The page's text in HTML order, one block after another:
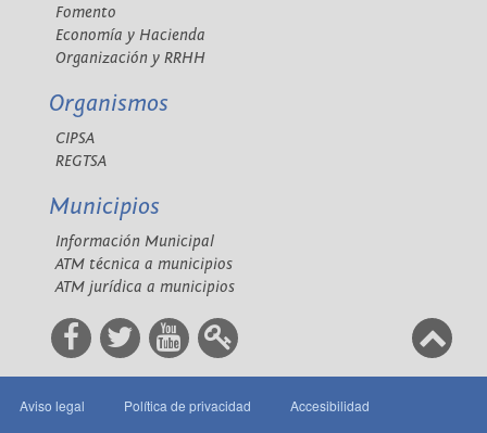
Fomento
Economía y Hacienda
Organización y RRHH
Organismos
CIPSA
REGTSA
Municipios
Información Municipal
ATM técnica a municipios
ATM jurídica a municipios
Aviso legal Política de privacidad Accesibilidad